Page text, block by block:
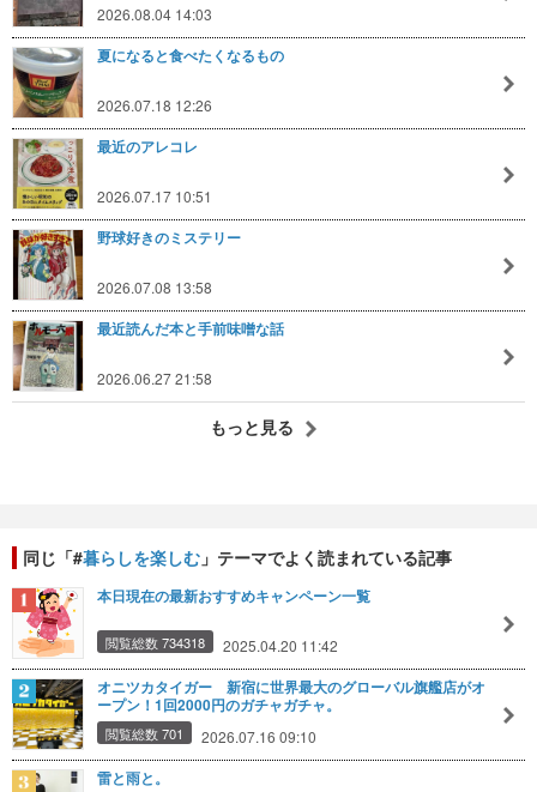
2026.08.04 14:03
夏になると食べたくなるもの
2026.07.18 12:26
最近のアレコレ
2026.07.17 10:51
野球好きのミステリー
2026.07.08 13:58
最近読んだ本と手前味噌な話
2026.06.27 21:58
もっと見る
同じ「#暮らしを楽しむ 」テーマでよく読まれている記事
本日現在の最新おすすめキャンペーン一覧
閲覧総数 734318 2025.04.20 11:42
オニツカタイガー 新宿に世界最大のグローバル旗艦店がオ
ープン！1回2000円のガチャガチャ。
閲覧総数 701 2026.07.16 09:10
雷と雨と。